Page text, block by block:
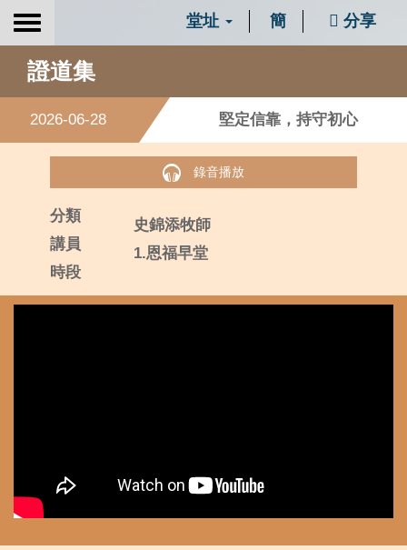
Toggle
堂址 簡 分享
證道集
2026-06-28 堅定信靠，持守初心
錄音播放
分類
講員
時段
史錦添牧師
1.恩福早堂